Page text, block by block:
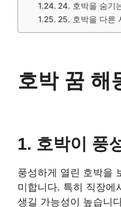
24. 호박을 숨기
25. 호박을 다른
호박 꿈 해
1. 호박이 풍
풍성하게 열린 호박을
미합니다. 특히 직장에
생길 가능성이 높습니